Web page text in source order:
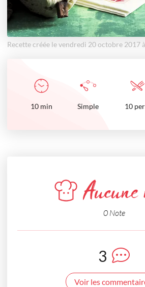
Recette créée le vendredi 20 octobre 2017
10 min Simple 10
Aucune
0 Note
3
Voir les